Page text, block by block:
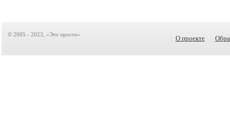
© 2005 - 2023, «Это просто» О проекте